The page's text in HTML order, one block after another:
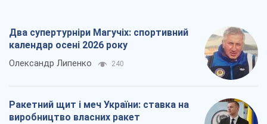
Два супертурніри Магучіх: спортивний
календар осені 2026 року
Олександр Липенко 240
Ракетний щит і меч України: ставка на
виробництво власних ракет